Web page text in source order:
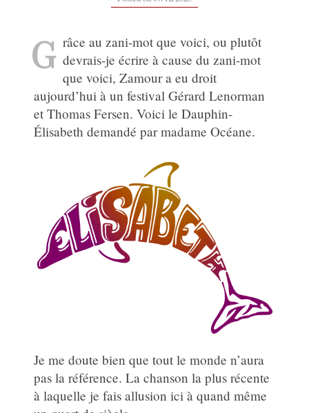
G râce au zani-mot que voici, ou plutôt
devrais-je écrire à cause du zani-mot
que voici, Zamour a eu droit
aujourd’hui à un festival Gérard Lenorman
et Thomas Fersen. Voici le Dauphin-
Élisabeth demandé par madame Océane.
Je me doute bien que tout le monde n’aura
pas la référence. La chanson la plus récente
à laquelle je fais allusion ici à quand même